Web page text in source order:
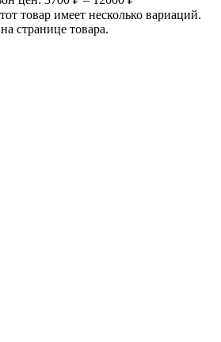
товар имеет несколько вариаций.
странице товара.